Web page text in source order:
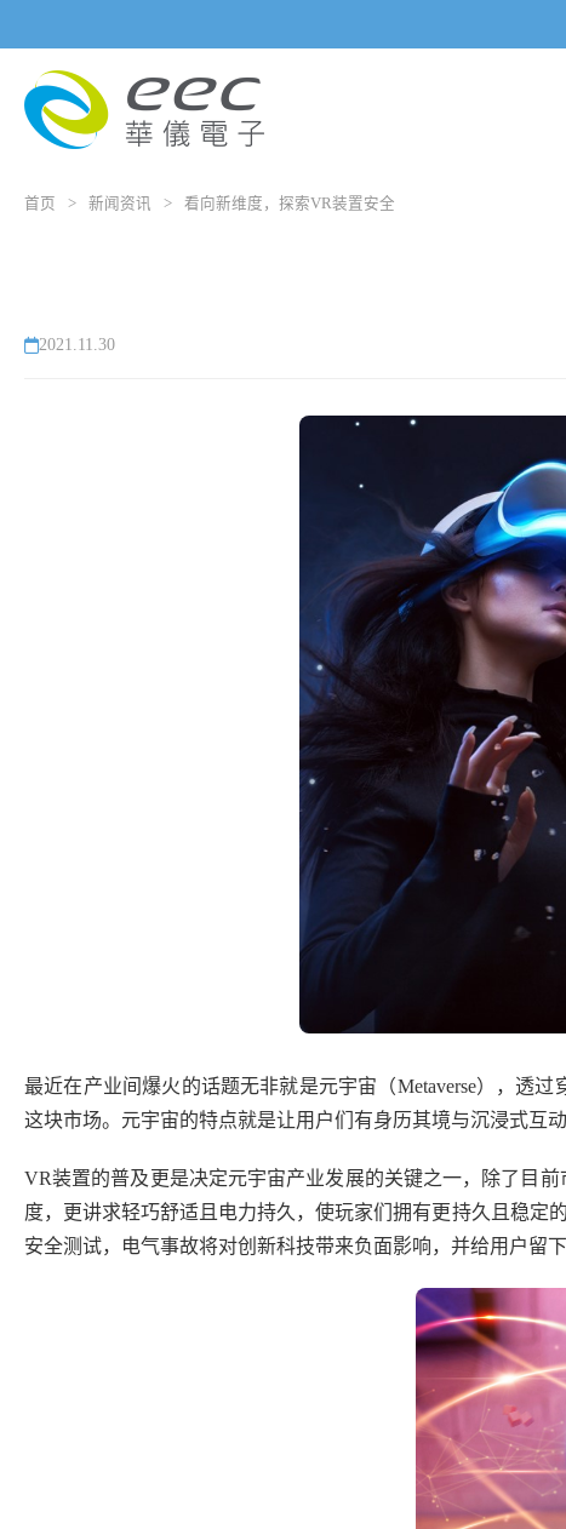
首页 > 新闻资讯 > 看向新维度，探索VR装置安全
2021.11.30
最近在产业间爆火的话题无非就是元宇宙（Metaverse），透
这块市场。元宇宙的特点就是让用户们有身历其境与沉浸式互
VR装置的普及更是决定元宇宙产业发展的关键之一，除了目
度，更讲求轻巧舒适且电力持久，使玩家们拥有更持久且稳定
安全测试，电气事故将对创新科技带来负面影响，并给用户留下